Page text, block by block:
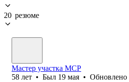
20 резюме
Мастер участка МСР
58 лет • Был 19 мая • Обновлено